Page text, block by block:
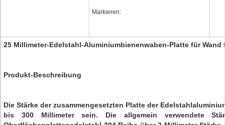
Markieren:
25 Millimeter-Edelstahl-Aluminiumbienenwaben-Platte für Wand
Produkt-Beschreibung
Die Stärke der zusammengesetzten Platte der
bis 300 Millimeter sein. Die allgemein verwendete